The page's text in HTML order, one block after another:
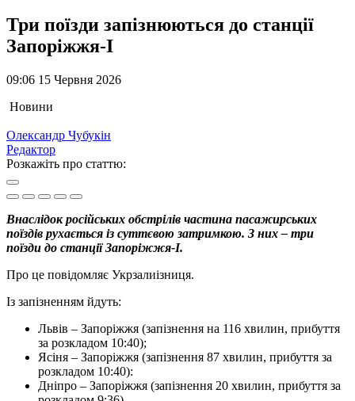
Три поїзди запізнюються до станції
Запоріжжя-I
09:06 15 Червня 2026
Новини
Олександр Чубукін
Редактор
Розкажіть про статтю:
Внаслідок російських обстрілів частина пасажирських
поїздів рухається із суттєвою затримкою. З них – три
поїзди до станції Запоріжжя-I.
Про це повідомляє Укрзалиізниця.
Із запізненням йдуть:
Львів – Запоріжжя (запізнення на 116 хвилин, прибуття
за розкладом 10:40);
Ясіня – Запоріжжя (запізнення 87 хвилин, прибуття за
розкладом 10:40):
Дніпро – Запоріжжя (запізнення 20 хвилин, прибуття за